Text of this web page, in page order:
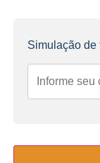
Simulação de